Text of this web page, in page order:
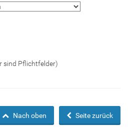
sind Pflichtfelder)
Seite zurück
Nach oben